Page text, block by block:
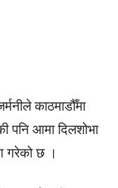
काठमाडौँमा
पनि आमा दिलशोभा
गरेको छ ।